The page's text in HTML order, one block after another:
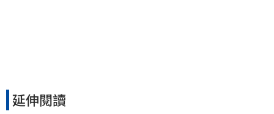
延伸閱讀